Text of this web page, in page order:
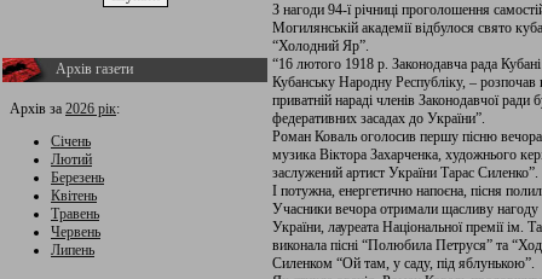
Архів газети
Архів за 2026 рік:
Січень
Лютий
Березень
Квітень
Травень
Червень
Липень
З нагоди 94-ї річниці проголошення
Могилянській академії відбулося свято
“Холодний Яр”.
“16 лютого 1918 р. Законодавча рада
Кубанську Народну Республіку, – розпочав
приватній нараді членів Законодавчої
федеративних засадах до України”.
Роман Коваль оголосив першу пісню
музика Віктора Захарченка, художнього
заслужений артист України Тарас Силенко”.
І потужна, енергетично напоєна, пісня
Учасники вечора отримали щасливу нагоду
України, лауреата Національної премії
виконала пісні “Полюбила Петруся” та
Силенком “Ой там, у саду, під яблунькою”.